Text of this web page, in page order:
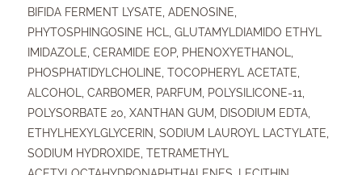
BIFIDA FERMENT LYSATE, ADENOSINE,
PHYTOSPHINGOSINE HCL, GLUTAMYLDIAMIDO ETHYL
IMIDAZOLE, CERAMIDE EOP, PHENOXYETHANOL,
PHOSPHATIDYLCHOLINE, TOCOPHERYL ACETATE,
ALCOHOL, CARBOMER, PARFUM, POLYSILICONE-11,
POLYSORBATE 20, XANTHAN GUM, DISODIUM EDTA,
ETHYLHEXYLGLYCERIN, SODIUM LAUROYL LACTYLATE,
SODIUM HYDROXIDE, TETRAMETHYL